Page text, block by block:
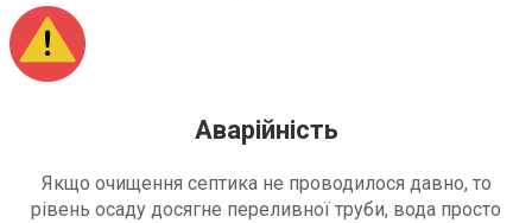
Аварійність
Якщо очищення септика не проводилося давно, то
рівень осаду досягне переливної труби, вода просто